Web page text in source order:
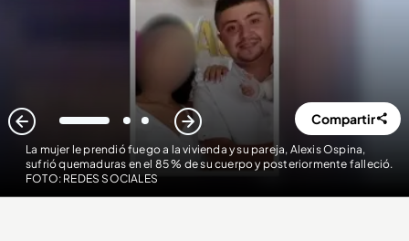
La mujer le prendió fuego a la vivienda y su pareja, Alexis Ospina,
sufrió quemaduras en el 85 % de su cuerpo y posteriormente falleció.
FOTO: REDES SOCIALES
1 2 3 Compartir